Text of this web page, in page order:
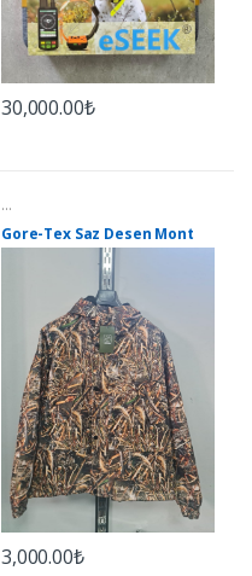
30,000.00₺
...
Gore-Tex Saz Desen Mont
3,000.00₺